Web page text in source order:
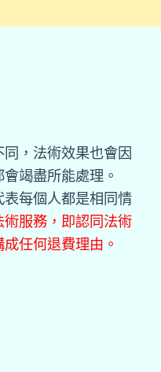
，法術效果也會因
竭盡所能處理。
每個人都是相同情
服務，即認同法術
任何退費理由。